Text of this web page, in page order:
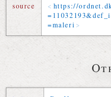
source https://ordnet.
=11032193&
=maleri